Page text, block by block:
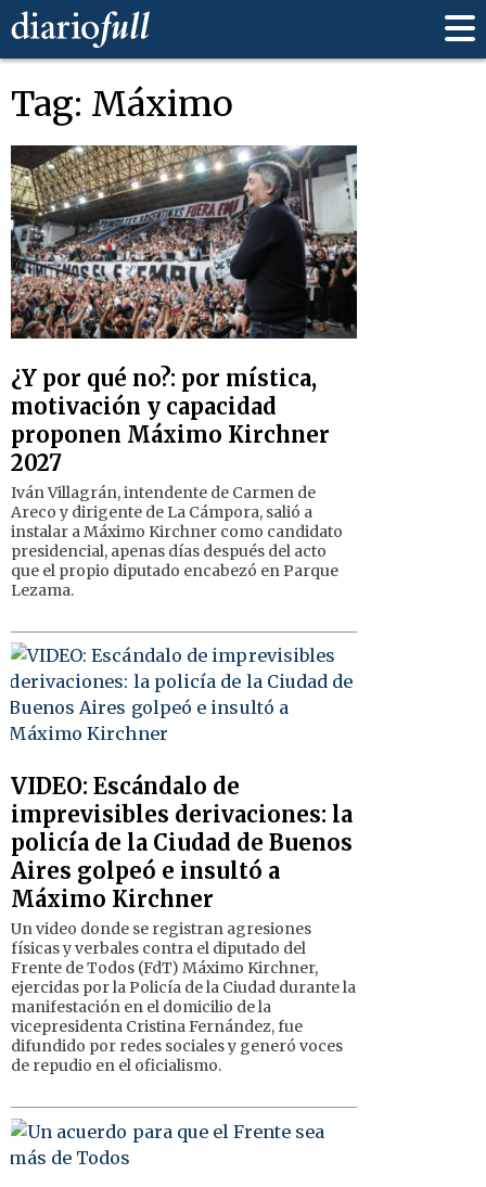
Tag: Máximo
¿Y por qué no?: por mística,
motivación y capacidad
proponen Máximo Kirchner
2027
Iván Villagrán, intendente de Carmen de
Areco y dirigente de La Cámpora, salió a
instalar a Máximo Kirchner como candidato
presidencial, apenas días después del acto
que el propio diputado encabezó en Parque
Lezama.
VIDEO: Escándalo de
imprevisibles derivaciones: la
policía de la Ciudad de Buenos
Aires golpeó e insultó a
Máximo Kirchner
Un video donde se registran agresiones
físicas y verbales contra el diputado del
Frente de Todos (FdT) Máximo Kirchner,
ejercidas por la Policía de la Ciudad durante la
manifestación en el domicilio de la
vicepresidenta Cristina Fernández, fue
difundido por redes sociales y generó voces
de repudio en el oficialismo.